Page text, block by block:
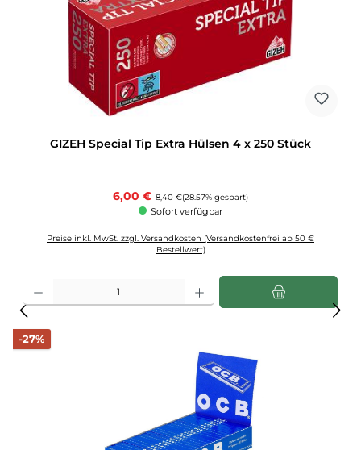
GIZEH Special Tip Extra Hülsen 4 x 250 Stück
Verkaufspreis:
6,00 € Regulärer Preis:
8,40 €(28.57% gespart)
Sofort verfügbar
Preise inkl. MwSt. zzgl. Versandkosten (Versandkostenfrei ab 50 €
Bestellwert)
Produkt Anzahl: Gib den gewünschten Wert ein oder benutze die Schaltflächen
-27%Rabatt